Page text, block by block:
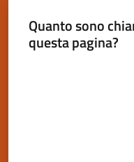
Quanto sono
questa pagina?